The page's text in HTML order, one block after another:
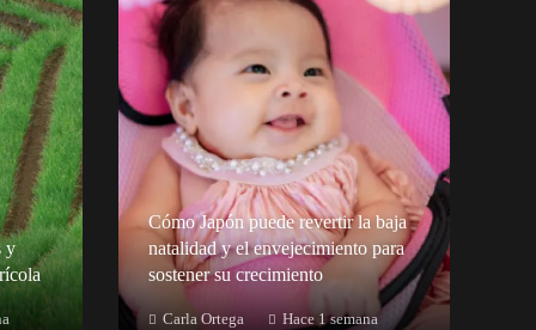
y
Cómo Japón puede revertir la baja
natalidad y el envejecimiento para
sostener su crecimiento
Carla Ortega Hace 1 semana